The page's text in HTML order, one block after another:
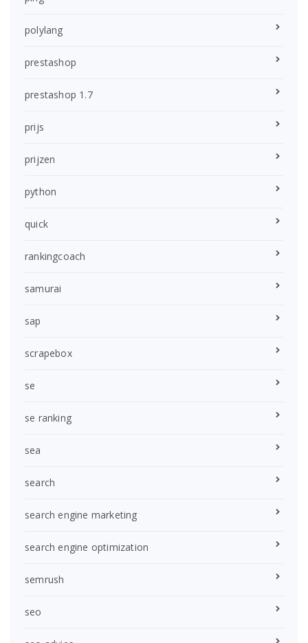
polylang
prestashop
prestashop 1.7
prijs
prijzen
python
quick
rankingcoach
samurai
sap
scrapebox
se
se ranking
sea
search
search engine marketing
search engine optimization
semrush
seo